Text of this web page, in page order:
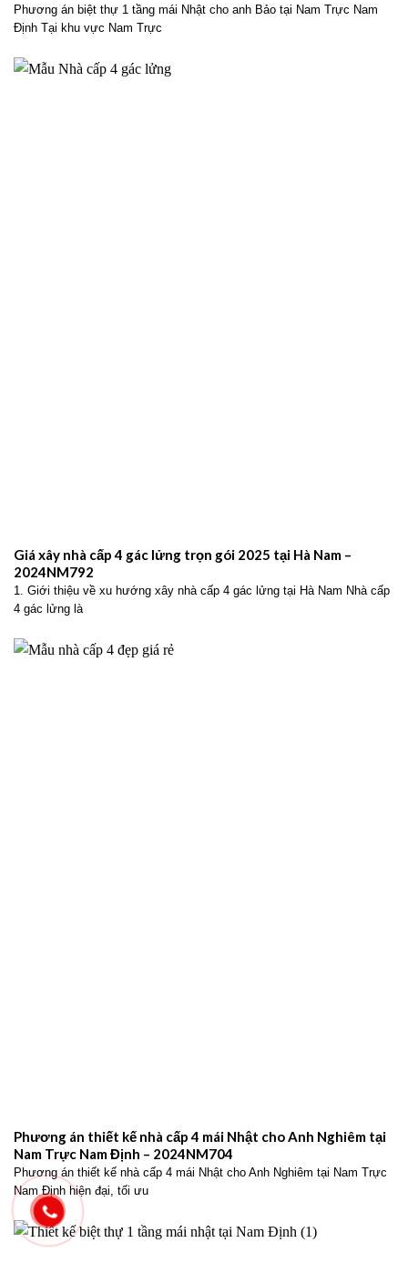
Phương án biệt thự 1 tầng mái Nhật cho anh Bảo tại Nam Trực Nam
Định Tại khu vực Nam Trực
Giá xây nhà cấp 4 gác lửng trọn gói 2025 tại Hà Nam –
2024NM792
1. Giới thiệu về xu hướng xây nhà cấp 4 gác lửng tại Hà Nam Nhà cấp
4 gác lửng là
Phương án thiết kế nhà cấp 4 mái Nhật cho Anh Nghiêm tại
Nam Trực Nam Định – 2024NM704
Phương án thiết kế nhà cấp 4 mái Nhật cho Anh Nghiêm tại Nam Trực
Nam Định hiện đại, tối ưu